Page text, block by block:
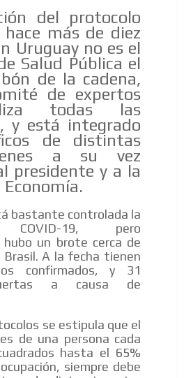
del protocolo
más de diez
Uruguay no es el
Salud Pública el
de la cadena,
de expertos
todas las
y está integrado
de distintas
a su vez
presidente y a la
bastante controlada la
COVID-19, pero
un brote cerca de
A la fecha tienen
confirmados, y 31
a causa de
se estipula que el
de una persona cada
hasta el 65%
siempre debe